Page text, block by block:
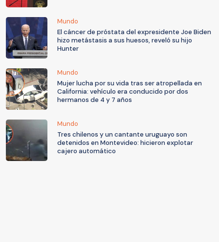
Mundo
El cáncer de próstata del expresidente Joe Biden
hizo metástasis a sus huesos, reveló su hijo
Hunter
Mundo
Mujer lucha por su vida tras ser atropellada en
California: vehículo era conducido por dos
hermanos de 4 y 7 años
Mundo
Tres chilenos y un cantante uruguayo son
detenidos en Montevideo: hicieron explotar
cajero automático